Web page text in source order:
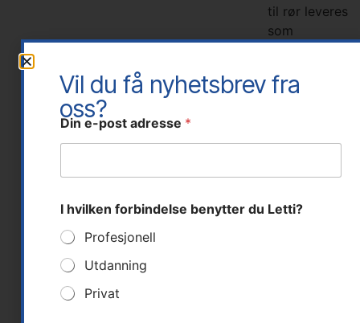
til rør leveres
som
plastbelegg.
feste av rør i
og pålitelig
Vil du få nyhetsbrev fra
oss?
Din e-post adresse *
I hvilken forbindelse benytter du Letti?
Profesjonell
Utdanning
Privat